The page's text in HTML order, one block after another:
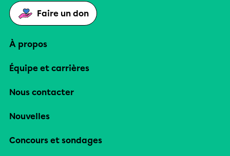
Faire un don
À propos
Équipe et carrières
Nous contacter
Nouvelles
Concours et sondages